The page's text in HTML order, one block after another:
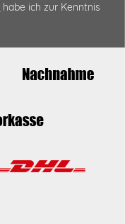
habe ich zur Kenntnis